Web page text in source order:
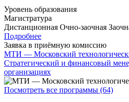
Уровень образования
Магистратура
Дистанционная Очно-заочная
Подробнее
Заявка в приёмную комиссию
МТИ — Московский
Стратегический и финансовый
организациях
Посмотреть все программы (64)